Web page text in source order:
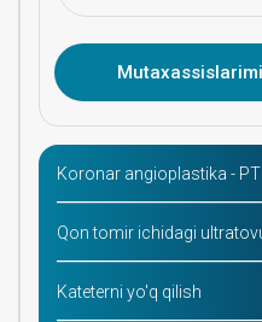
Koronar angioplastika -
Qon tomir ichidagi
Kateterni yo'q qilish